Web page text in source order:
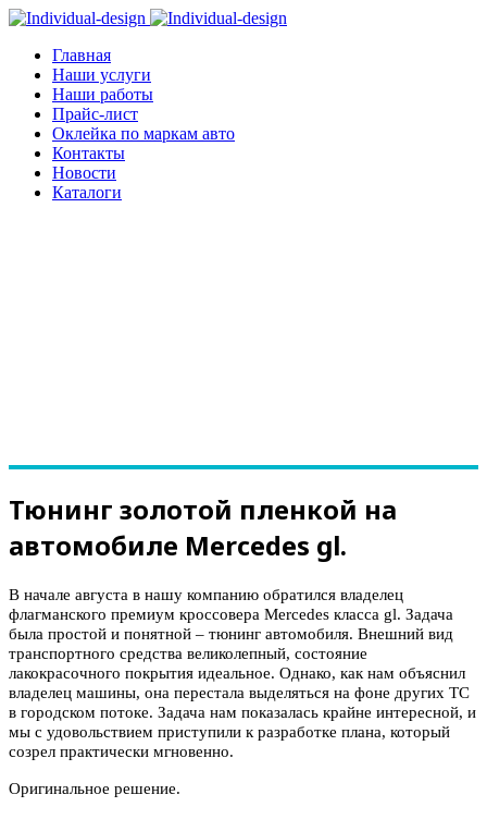
Главная
Наши услуги
Наши работы
Прайс-лист
Оклейка по маркам авто
Контакты
Новости
Каталоги
Тюнинг золотой пленкой на
автомобиле Mercedes gl.
В начале августа в нашу компанию обратился владелец
флагманского премиум кроссовера Mercedes класса gl. Задача
была простой и понятной – тюнинг автомобиля. Внешний вид
транспортного средства великолепный, состояние
лакокрасочного покрытия идеальное. Однако, как нам объяснил
владелец машины, она перестала выделяться на фоне других ТС
в городском потоке. Задача нам показалась крайне интересной, и
мы с удовольствием приступили к разработке плана, который
созрел практически мгновенно.
Оригинальное решение.